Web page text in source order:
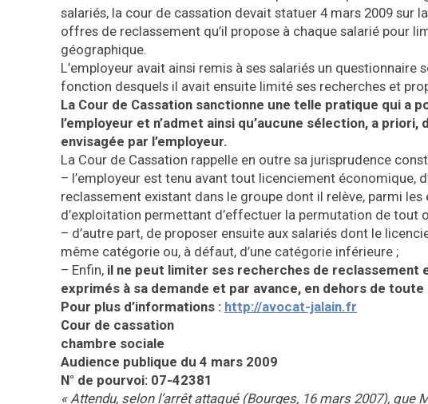
salariés, la cour de cassation devait statuer 4 mars 2009 sur
offres de reclassement qu’il propose à chaque salarié pour
géographique.
L’employeur avait ainsi remis à ses salariés un
fonction desquels il avait ensuite limité ses recherches et
La Cour de Cassation sanctionne une telle pratique qui a
l’employeur et n’admet ainsi qu’aucune sélection, a
envisagée par l’employeur.
La Cour de Cassation rappelle en outre sa jurisprudence
– l’employeur est tenu avant tout licenciement économique,
reclassement existant dans le groupe dont il relève, parmi les
d’exploitation permettant d’effectuer la permutation de tout
– d’autre part, de proposer ensuite aux salariés dont le
même catégorie ou, à défaut, d’une catégorie inférieure ;
– Enfin, il ne peut limiter ses recherches de reclassement
exprimés à sa demande et par avance, en dehors de
Pour plus d’informations : http://avocat-jalain.fr
Cour de cassation
chambre sociale
Audience publique du 4 mars 2009
N° de pourvoi: 07-42381
« Attendu, selon l’arrêt attaqué (Bourges, 16 mars 2007),